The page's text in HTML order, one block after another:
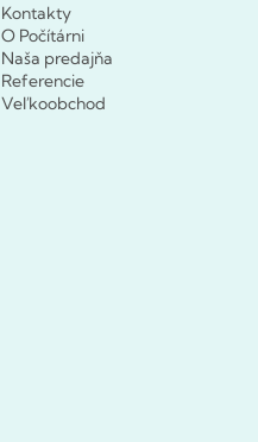
Kontakty
O Počítárni
Naša predajňa
Referencie
Veľkoobchod